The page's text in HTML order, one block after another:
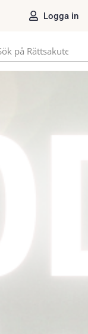
Logga in